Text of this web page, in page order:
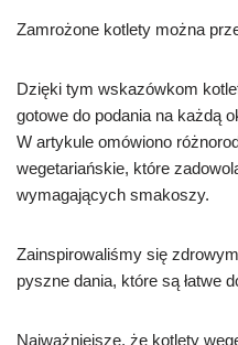
Zamrożone kotlety można
Dzięki tym wskazówkom
gotowe do podania na każdą
W artykule omówiono
wegetariańskie, które
wymagających smakoszy.
Zainspirowaliśmy się
pyszne dania, które są łatwe
Najważniejsze, że kotlety